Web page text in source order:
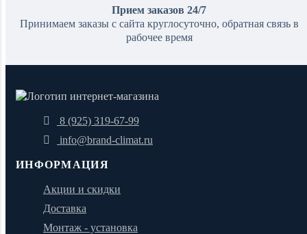
Прием заказов 24/7
Принимаем заказы с сайта круглосуточно, обратная связь в
рабочее время
8 (925) 319-67-99
info@brand-climat.ru
ИНФОРМАЦИЯ
Акции и скидки
Доставка
Монтаж - установка